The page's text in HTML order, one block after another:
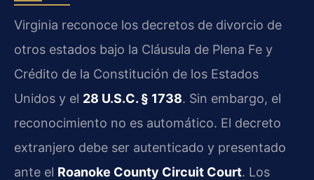
Virginia reconoce los decretos de divorcio de
otros estados bajo la Cláusula de Plena Fe y
Crédito de la Constitución de los Estados
Unidos y el 28 U.S.C. § 1738. Sin embargo, el
reconocimiento no es automático. El decreto
extranjero debe ser autenticado y presentado
ante el Roanoke County Circuit Court. Los